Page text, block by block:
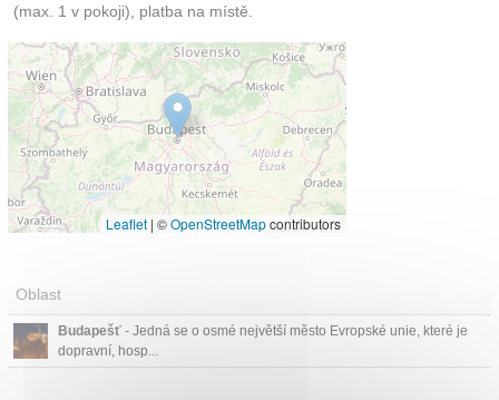
(max. 1 v pokoji), platba na místě.
Leaflet | ©OpenStreetMapcontributors
Oblast
Budapešť - Jedná se o osmé největší město Evropské unie, které je
dopravní, hosp...